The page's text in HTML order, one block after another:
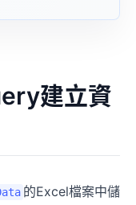
建立資
的Excel檔案中儲